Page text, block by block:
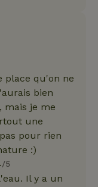
place qu'on ne
bien
mais je me
une
pour rien
:)
/5
Il y a un